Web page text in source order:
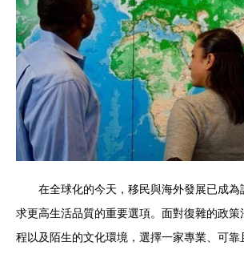
在全球化的今天，移民與海外發展已成為
求更高生活品質的重要選項。面對復雜的政
程以及陌生的文化環境，選擇一家專業、可靠